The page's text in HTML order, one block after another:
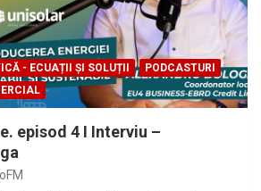
- ECUAȚII ȘI SOLUȚII
PODCASTURI
episod 4 I Interviu –